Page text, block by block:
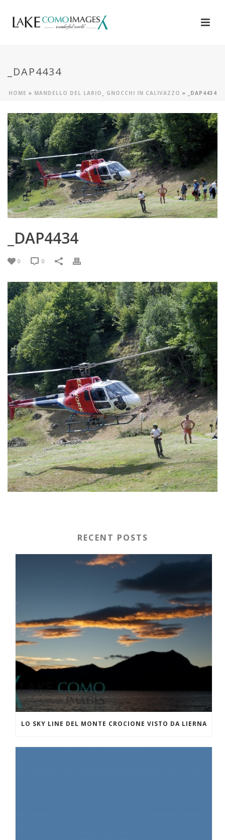
_DAP4434
HOME » MANDELLO DEL LARIO_ GNOCCHI IN CALIVAZZO » _DAP4434
_DAP4434
0 0
RECENT POSTS
LO SKY LINE DEL MONTE CROCIONE VISTO DA LIERNA